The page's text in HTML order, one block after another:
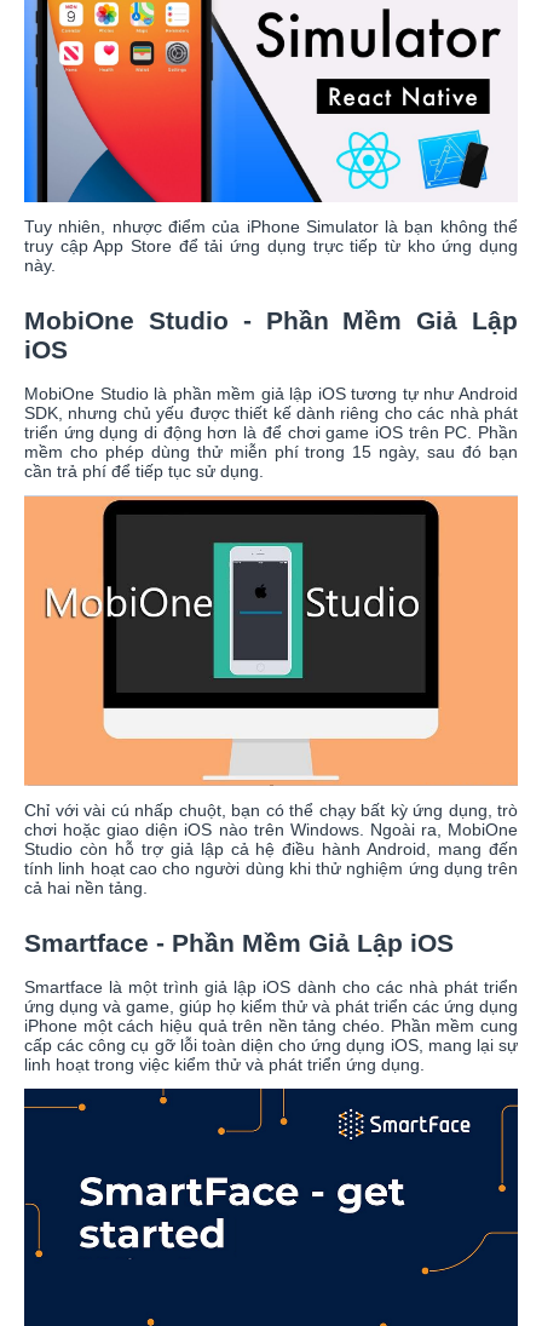
Tuy nhiên, nhược điểm của iPhone Simulator là bạn không thể
truy cập App Store để tải ứng dụng trực tiếp từ kho ứng dụng
này.
MobiOne Studio - Phần Mềm Giả Lập
iOS
MobiOne Studio là phần mềm giả lập iOS tương tự như Android
SDK, nhưng chủ yếu được thiết kế dành riêng cho các nhà phát
triển ứng dụng di động hơn là để chơi game iOS trên PC. Phần
mềm cho phép dùng thử miễn phí trong 15 ngày, sau đó bạn
cần trả phí để tiếp tục sử dụng.
Chỉ với vài cú nhấp chuột, bạn có thể chạy bất kỳ ứng dụng, trò
chơi hoặc giao diện iOS nào trên Windows. Ngoài ra, MobiOne
Studio còn hỗ trợ giả lập cả hệ điều hành Android, mang đến
tính linh hoạt cao cho người dùng khi thử nghiệm ứng dụng trên
cả hai nền tảng.
Smartface - Phần Mềm Giả Lập iOS
Smartface là một trình giả lập iOS dành cho các nhà phát triển
ứng dụng và game, giúp họ kiểm thử và phát triển các ứng dụng
iPhone một cách hiệu quả trên nền tảng chéo. Phần mềm cung
cấp các công cụ gỡ lỗi toàn diện cho ứng dụng iOS, mang lại sự
linh hoạt trong việc kiểm thử và phát triển ứng dụng.